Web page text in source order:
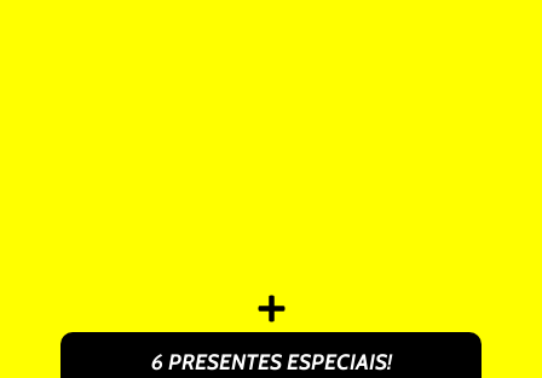
6 PRESENTES ESPECIAIS!